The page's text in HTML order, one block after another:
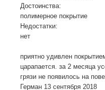
Достоинства:
полимерное покрытие
Недостатки:
нет
приятно удивлен
царапается. за 2 месяца
грязи не появилось на
Герман 13 сентября 2018